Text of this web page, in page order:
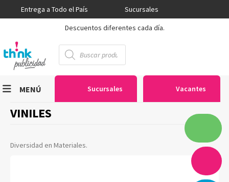
Entrega a Todo el País
Sucursales
Descuentos diferentes cada día.
Búsqueda
de
productos
Sucursales Vacantes
MENÚ
VINILES
Diversidad en Materiales.